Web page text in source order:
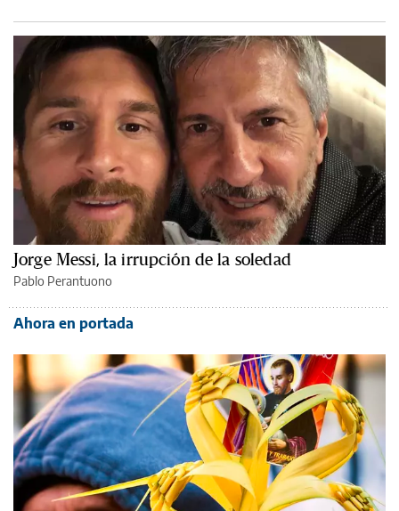
Jorge Messi, la irrupción de la soledad
Pablo Perantuono
Ahora en portada